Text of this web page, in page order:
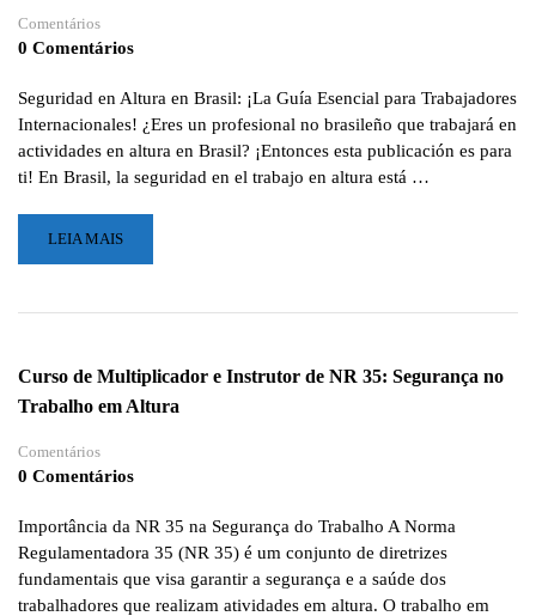
Comentários
0 Comentários
Seguridad en Altura en Brasil: ¡La Guía Esencial para Trabajadores
Internacionales! ¿Eres un profesional no brasileño que trabajará en
actividades en altura en Brasil? ¡Entonces esta publicación es para
ti! En Brasil, la seguridad en el trabajo en altura está …
LEIA
MAIS
SEGURIDAD
EN
BRASIL:
GUÍA
ESENCIAL
TRABAJADORES
INTERNACIONALES!
LEIA MAIS
Curso de Multiplicador e Instrutor de NR 35: Segurança no
Trabalho em Altura
Comentários
0 Comentários
Importância da NR 35 na Segurança do Trabalho A Norma
Regulamentadora 35 (NR 35) é um conjunto de diretrizes
fundamentais que visa garantir a segurança e a saúde dos
trabalhadores que realizam atividades em altura. O trabalho em